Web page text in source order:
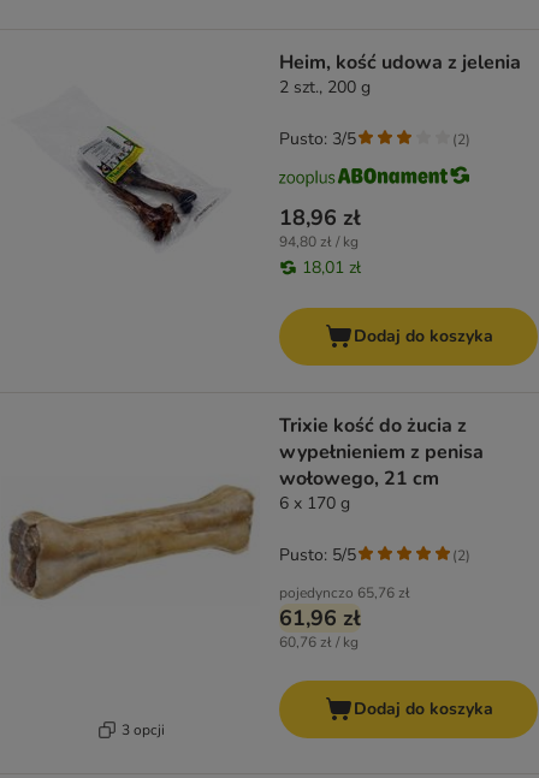
Heim, kość udowa z jelenia
2 szt., 200 g
18,96 zł
94,80 zł / kg
18,01 zł
Pusto: 3/5 (2)
Dodaj do koszyka
3 opcji
Trixie kość do żucia z
wypełnieniem z penisa
wołowego, 21 cm
6 x 170 g
pojedynczo 65,76 zł
61,96 zł
60,76 zł / kg
Pusto: 5/5 (2)
Dodaj do koszyka